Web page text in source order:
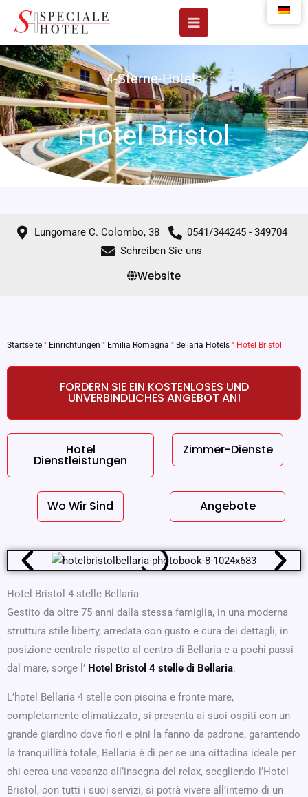
Inhalt
springen
4-Sterne-Hotels
Hotel Bristol
Lungomare C. Colombo, 38
0541/344245 - 349704
Schreiben Sie uns
Website
Startseite " Einrichtungen " Emilia Romagna " Bellaria Hotels " Hotel Bristol
FORDERN SIE EIN KOSTENLOSES UND
UNVERBINDLICHES ANGEBOT AN!
Hotel
Dienstleistungen
Zimmer-Dienste
Wo Wir Sind Angebote
Hotel Bristol 4 stelle Bellaria
Gestito da oltre 75 anni dalla stessa famiglia, in una moderna
struttura stile liberty, arredata con gusto e cura dei dettagli, in
posizione centrale rispetto al centro di Bellaria e a pochi passi
dal mare, sorge l’ Hotel Bristol 4 stelle di Bellaria.
L’hotel Bellaria 4 stelle con piscina e fronte mare,
completamente climatizzato, si presenta ai suoi ospiti con un
grande giardino dove fiori e pini la fanno da padrone, garantendo
la tranquillità totale, Bellaria è di per se una cittadina ideale per
chi cerca una vacanza all’insegna del relax, scegliendo l’Hotel
Bristol, con tutti i suoi servizi, si potrà vivere all’interno di un